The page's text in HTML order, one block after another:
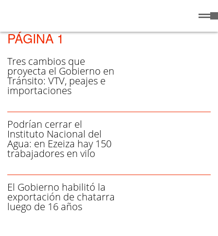
PÁGINA 1
Tres cambios que
proyecta el Gobierno en
Tránsito: VTV, peajes e
importaciones
Podrían cerrar el
Instituto Nacional del
Agua: en Ezeiza hay 150
trabajadores en vilo
El Gobierno habilitó la
exportación de chatarra
luego de 16 años